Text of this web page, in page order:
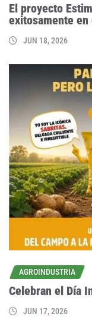
El proyecto
exitosamente
JUN 18, 2026
AGROINDUSTRIA
Celebran el Día
JUN 17, 2026